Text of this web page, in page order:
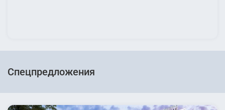
Спецпредложения